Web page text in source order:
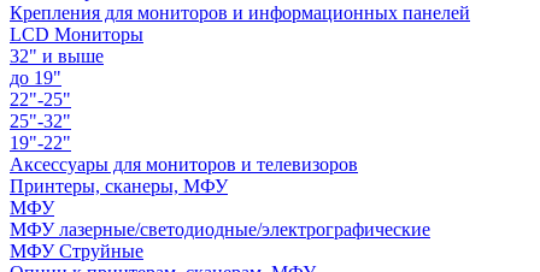
Крепления для мониторов и информационных панелей
LCD Мониторы
32" и выше
до 19"
22"-25"
25"-32"
19"-22"
Аксессуары для мониторов и телевизоров
Принтеры, сканеры, МФУ
МФУ
МФУ лазерные/светодиодные/электрографические
МФУ Струйные